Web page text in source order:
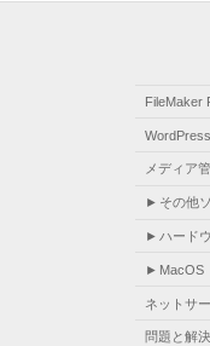
FileMaker
WordPress
メディア
その他
ハード
MacOS
ネットサ
問題と解決